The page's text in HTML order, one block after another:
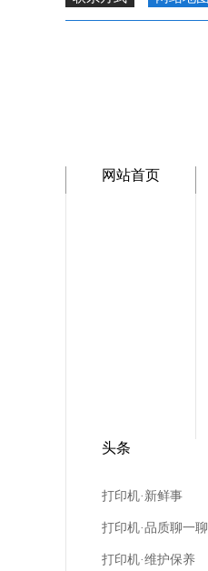
网站首页
头条
打印机·新鲜事
打印机·品质聊一聊
打印机·维护保养